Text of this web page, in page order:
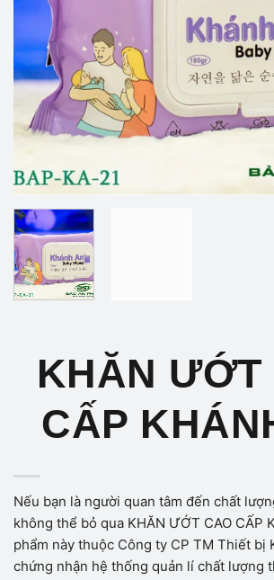
KHĂN ƯỚT
CẤP
Nếu bạn là người quan tâm đến chất
không thể bỏ qua KHĂN ƯỚT CAO CẤP
phẩm này thuộc Công ty CP TM Thiết bị
chứng nhận hệ thống quản lí chất lượng